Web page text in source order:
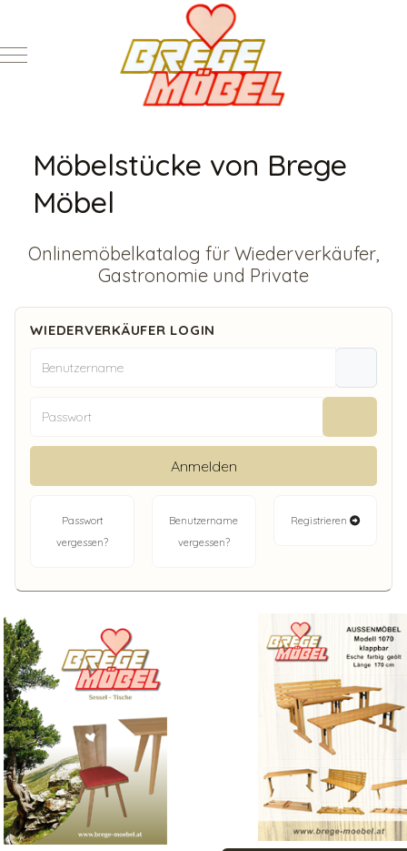
Mobile Menu Toggle
Möbelstücke von Brege
Möbel
Onlinemöbelkatalog für Wiederverkäufer,
Gastronomie und Private
WIEDERVERKÄUFER LOGIN
Anmelden
Passwort
vergessen?
Benutzername
vergessen?
Registrieren